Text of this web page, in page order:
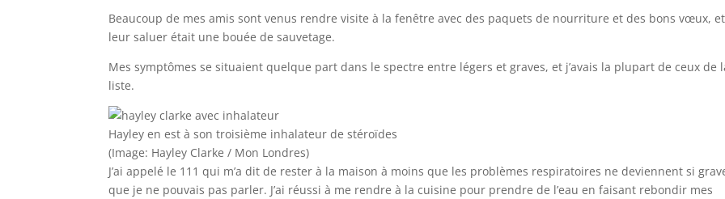
Beaucoup de mes amis sont venus rendre visite à la fenêtre avec des paquets de nourriture et des bons vœux, et
leur saluer était une bouée de sauvetage.
Mes symptômes se situaient quelque part dans le spectre entre légers et graves, et j’avais la plupart de ceux de
liste.
Hayley en est à son troisième inhalateur de stéroïdes
(Image: Hayley Clarke / Mon Londres)
J’ai appelé le 111 qui m’a dit de rester à la maison à moins que les problèmes respiratoires ne deviennent si
que je ne pouvais pas parler. J’ai réussi à me rendre à la cuisine pour prendre de l’eau en faisant rebondir mes